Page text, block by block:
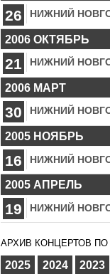
26 НИЖНИЙ
2006 ОКТЯБРЬ
21 НИЖНИЙ
2006 МАРТ
30 НИЖНИЙ
2005 НОЯБРЬ
16 НИЖНИЙ
2005 АПРЕЛЬ
19 НИЖНИЙ
АРХИВ КОНЦЕРТОВ ПО
2025 2024 2023